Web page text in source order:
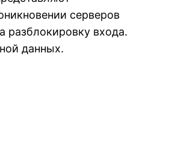
серверов
разблокировку входа.
данных.